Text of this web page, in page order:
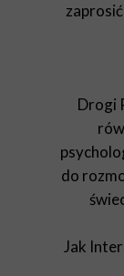
Drogi
do
Jak